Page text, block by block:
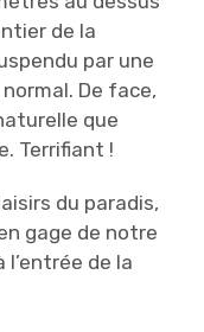
de la
par une
De face,
que
Terrifiant !
du paradis,
gage de notre
de la